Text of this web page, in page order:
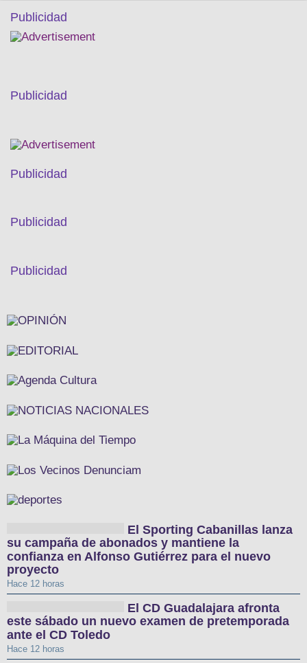
Publicidad
Publicidad
Publicidad
Publicidad
Publicidad
El Sporting Cabanillas lanza
su campaña de abonados y mantiene la
confianza en Alfonso Gutiérrez para el nuevo
proyecto
Hace 12 horas
El CD Guadalajara afronta
este sábado un nuevo examen de pretemporada
ante el CD Toledo
Hace 12 horas